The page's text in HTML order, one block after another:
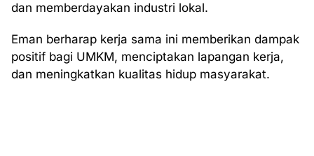
dan memberdayakan industri lokal.
Eman berharap kerja sama ini memberikan dampak
positif bagi UMKM, menciptakan lapangan kerja,
dan meningkatkan kualitas hidup masyarakat.